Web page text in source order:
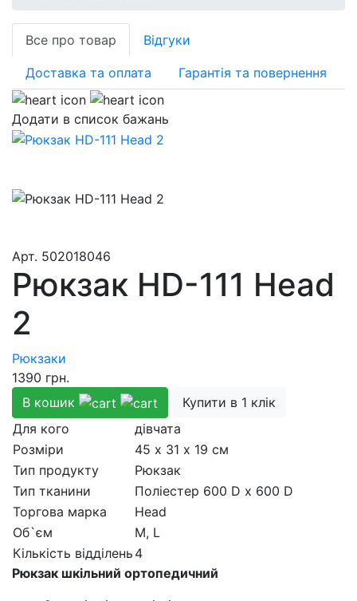
Все про товар Відгуки
Доставка та оплата Гарантія та повернення
Додати в список бажань
Aрт. 502018046
Рюкзак HD-111 Head
2
Рюкзаки
1390 грн.
В кошик
Купити в 1 клік
Для кого
дівчата
Розмiри
45 х 31 х 19 см
Тип продукту
Рюкзак
Тип тканини
Полiестер 600 D x 600 D
Торгова марка
Head
Об`єм
M, L
Кількість відділень 4
Рюкзак шкільний ортопедичний